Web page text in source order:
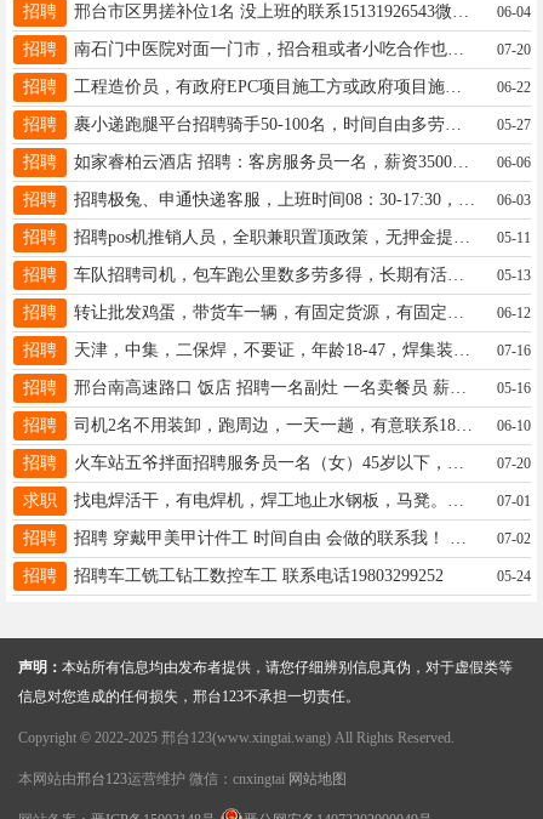
招聘 06-04
招聘 南石门中医院对面一门市，招合租或者小吃合作也行，有意向的朋友可打电话咨询，位置特别好，19334948666 07-20
招聘 工程造价员，有政府EPC项目施工方或政府项目施工方经验者优先考虑，要求10年以上经验，电话：13230991677 06-22
招聘 裹小递跑腿平台招聘骑手50-100名，时间自由多劳多得，能者月薪6000+。联系：13483491981同微信， 05-27
招聘 如家睿柏云酒店 招聘：客房服务员一名，薪资3500左右、工作轻松、简单，有经验者优先。13333191313 06-06
招聘 06-03
招聘 05-11
招聘 车队招聘司机，包车跑公里数多劳多得，长期有活有意可以联系13031927323 05-13
招聘 06-12
招聘 07-16
招聘 邢台南高速路口 饭店 招聘一名副灶 一名卖餐员 薪资3000-4000 联系18233965252 05-16
招聘 司机2名不用装卸，跑周边，一天一趟，有意联系18830900770 06-10
招聘 07-20
求职 07-01
招聘 07-02
招聘 招聘车工铣工钻工数控车工 联系电话19803299252 05-24
声明： 本站所有信息均由发布者提供，请您仔细辨别信息真伪，对于虚假类等
信息对您造成的任何损失，邢台123不承担一切责任。
Copyright © 2022-2025 邢台123(www.xingtai.wang) All Rights Reserved.
本网站由邢台123运营维护 微信：cnxingtai 网站地图